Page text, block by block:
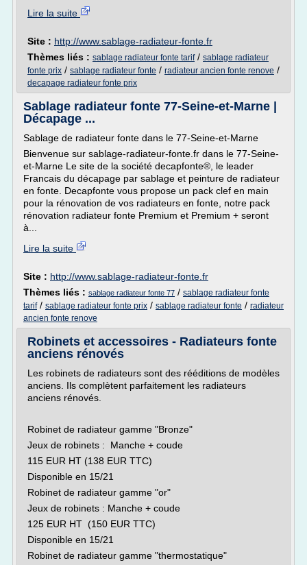
Lire la suite
Site : http://www.sablage-radiateur-fonte.fr
Thèmes liés : sablage radiateur fonte tarif/ sablage radiateur
fonte prix / sablage radiateur fonte / radiateur ancien fonte renove /
decapage radiateur fonte prix
Sablage radiateur fonte 77-Seine-et-Marne |
Décapage ...
Sablage de radiateur fonte dans le 77-Seine-et-Marne
Bienvenue sur sablage-radiateur-fonte.fr dans le 77-Seine-
et-Marne Le site de la société decapfonte®, le leader
Francais du décapage par sablage et peinture de radiateur
en fonte. Decapfonte vous propose un pack clef en main
pour la rénovation de vos radiateurs en fonte, notre pack
rénovation radiateur fonte Premium et Premium + seront
à...
Lire la suite
Site : http://www.sablage-radiateur-fonte.fr
Thèmes liés : sablage radiateur fonte 77 / sablage radiateur fonte
tarif/ sablage radiateur fonte prix / sablage radiateur fonte / radiateur
ancien fonte renove
Robinets et accessoires - Radiateurs fonte
anciens rénovés
Les robinets de radiateurs sont des rééditions de modèles
anciens. Ils complètent parfaitement les radiateurs
anciens rénovés.
Robinet de radiateur gamme "Bronze"
Jeux de robinets : Manche + coude
115 EUR HT (138 EUR TTC)
Disponible en 15/21
Robinet de radiateur gamme "or"
Jeux de robinets : Manche + coude
125 EUR HT (150 EUR TTC)
Disponible en 15/21
Robinet de radiateur gamme "thermostatique"